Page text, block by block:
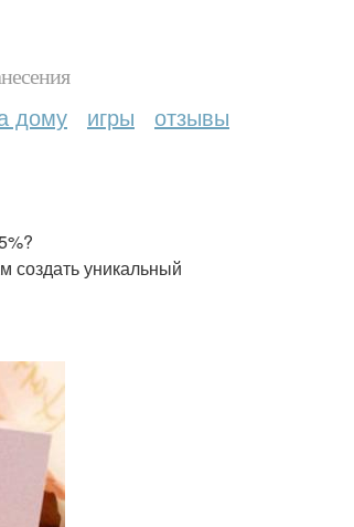
дому игры отзывы
создать уникальный